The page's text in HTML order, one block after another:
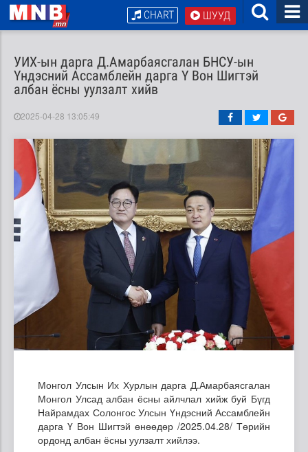
ШУУД
CHART
УИХ-ын дарга Д.Амарбаясгалан БНСУ-ын
Үндэсний Ассамблейн дарга Ү Вон Шигтэй
албан ёсны уулзалт хийв
2025-04-28 13:05:49
Монгол Улсын Их Хурлын дарга Д.Амарбаясгалан
Монгол Улсад албан ёсны айлчлал хийж буй Бүгд
Найрамдах Солонгос Улсын Үндэсний Ассамблейн
дарга Ү Вон Шигтэй өнөөдөр /2025.04.28/ Төрийн
ордонд албан ёсны уулзалт хийлээ.